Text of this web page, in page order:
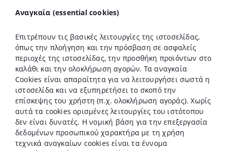
Αναγκαία (essential cookies)
Επιτρέπουν τις βασικές λειτουργίες της ιστοσελίδας,
όπως την πλοήγηση και την πρόσβαση σε ασφαλείς
περιοχές της ιστοσελίδας, την προσθήκη προϊόντων στο
καλάθι και την ολοκλήρωση αγορών. Τα αναγκαία
Cookies είναι απαραίτητα για να λειτουργήσει σωστά η
ιστοσελίδα και να εξυπηρετήσει το σκοπό την
επίσκεψης του χρήστη (π.χ. ολοκλήρωση αγοράς). Χωρίς
αυτά τα cookies ορισμένες λειτουργίες του ιστότοπου
δεν είναι δυνατές. Η νομική βάση για την επεξεργασία
δεδομένων προσωπικού χαρακτήρα με τη χρήση
τεχνικά αναγκαίων cookies είναι τα έννομα